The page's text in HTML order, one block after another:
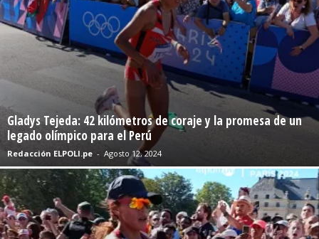
Gladys Tejeda: 42 kilómetros de coraje y la promesa de un
legado olímpico para el Perú
Redacción ELPOLI.pe - Agosto 12, 2024